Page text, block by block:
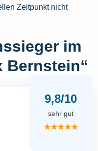
Zeitpunkt nicht
im
Bernstein“
9,8/10
sehr gut
★★★★★